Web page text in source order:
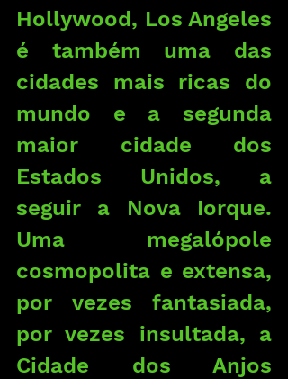
Hollywood, Los Angeles
é também uma das
cidades mais ricas do
mundo e a segunda
maior cidade dos
Estados Unidos, a
seguir a Nova Iorque.
Uma megalópole
cosmopolita e extensa,
por vezes fantasiada,
por vezes insultada, a
Cidade dos Anjos